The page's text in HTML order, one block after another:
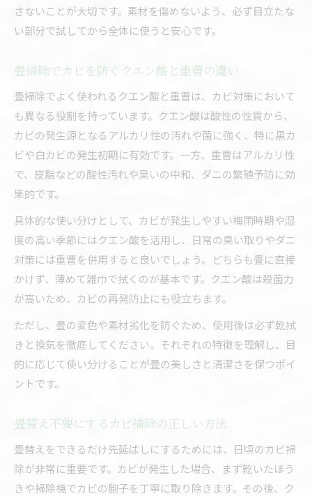
さないことが大切です。素材を傷めないよう、必ず目立たな
い部分で試してから全体に使うと安心です。
畳掃除でカビを防ぐクエン酸と重曹の違い
畳掃除でよく使われるクエン酸と重曹は、カビ対策において
も異なる役割を持っています。クエン酸は酸性の性質から、
カビの発生源となるアルカリ性の汚れや菌に強く、特に黒カ
ビや白カビの発生初期に有効です。一方、重曹はアルカリ性
で、皮脂などの酸性汚れや臭いの中和、ダニの繁殖予防に効
果的です。
具体的な使い分けとして、カビが発生しやすい梅雨時期や湿
度の高い季節にはクエン酸を活用し、日常の臭い取りやダニ
対策には重曹を併用すると良いでしょう。どちらも畳に直接
かけず、薄めて雑巾で拭くのが基本です。クエン酸は殺菌力
が高いため、カビの再発防止にも役立ちます。
ただし、畳の変色や素材劣化を防ぐため、使用後は必ず乾拭
きと換気を徹底してください。それぞれの特徴を理解し、目
的に応じて使い分けることが畳の美しさと清潔さを保つポイ
ントです。
畳替え不要にするカビ掃除の正しい方法
畳替えをできるだけ先延ばしにするためには、日頃のカビ掃
除が非常に重要です。カビが発生した場合、まず乾いたほう
きや掃除機でカビの胞子を丁寧に取り除きます。その後、ク